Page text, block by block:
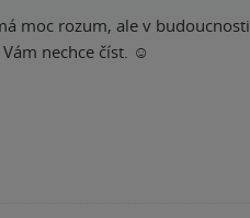
moc rozum, ale v
nechce číst. ☺️